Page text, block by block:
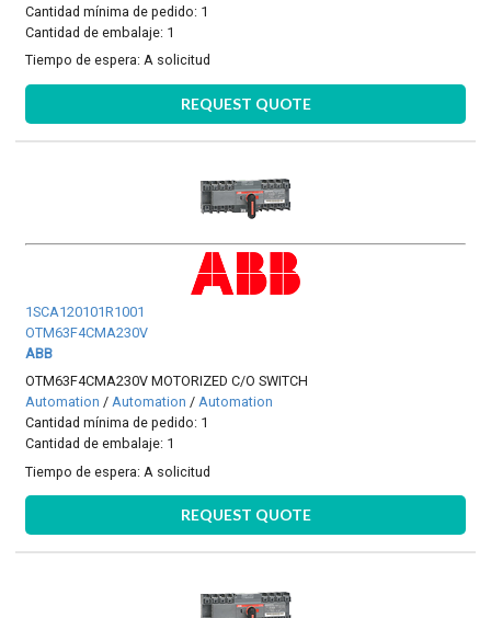
Cantidad mínima de pedido: 1
Cantidad de embalaje: 1
Tiempo de espera:A solicitud
REQUEST QUOTE
1SCA120101R1001
OTM63F4CMA230V
ABB
OTM63F4CMA230V MOTORIZED C/O SWITCH
Automation /Automation /Automation
Cantidad mínima de pedido: 1
Cantidad de embalaje: 1
Tiempo de espera: A solicitud
REQUEST QUOTE